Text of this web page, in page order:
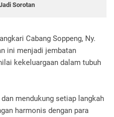
Sorotan
Cabang Soppeng, Ny.
ini menjadi jembatan
kekeluargaan dalam tubuh
mendukung setiap langkah
harmonis dengan para